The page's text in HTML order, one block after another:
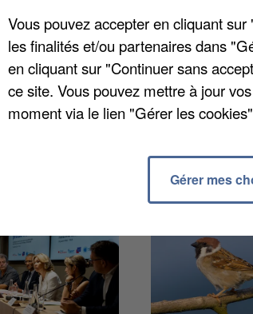
éducation, défense de
volontaires recrutés. Il reste
VUS
Vous pouvez accepter en cliquant
les finalités et/ou partenaires dans
en cliquant sur "Continuer sans
ce site. Vous pouvez mettre à jour
moment via le lien "Gérer les
Gérer mes